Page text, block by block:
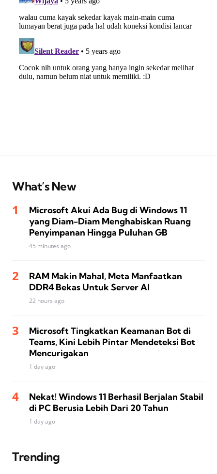
What’s New
Microsoft Akui Ada Bug di Windows 11
yang Diam-Diam Menghabiskan Ruang
Penyimpanan Hingga Puluhan GB
45 minutes ago
RAM Makin Mahal, Meta Manfaatkan
DDR4 Bekas Untuk Server AI
22 hours ago
Microsoft Tingkatkan Keamanan Bot di
Teams, Kini Lebih Pintar Mendeteksi Bot
Mencurigakan
1 day ago
Nekat! Windows 11 Berhasil Berjalan Stabil
di PC Berusia Lebih Dari 20 Tahun
1 day ago
Trending